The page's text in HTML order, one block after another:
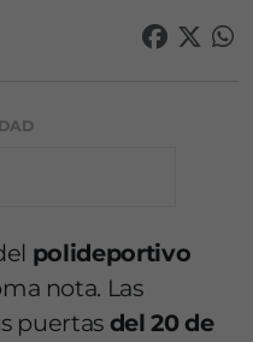
polideportivo
nota. Las
puertas del 20 de